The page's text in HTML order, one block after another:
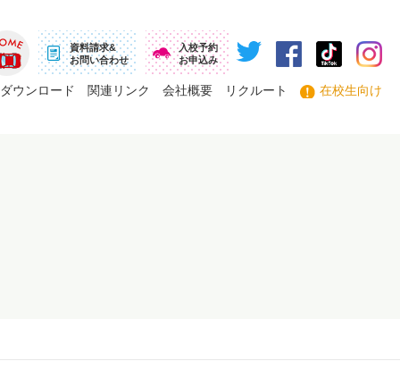
ム
資料請求&
お問い合わせ
入校予約
お申込み
ダウンロード 関連リンク 会社概要 リクルート 在校生向け